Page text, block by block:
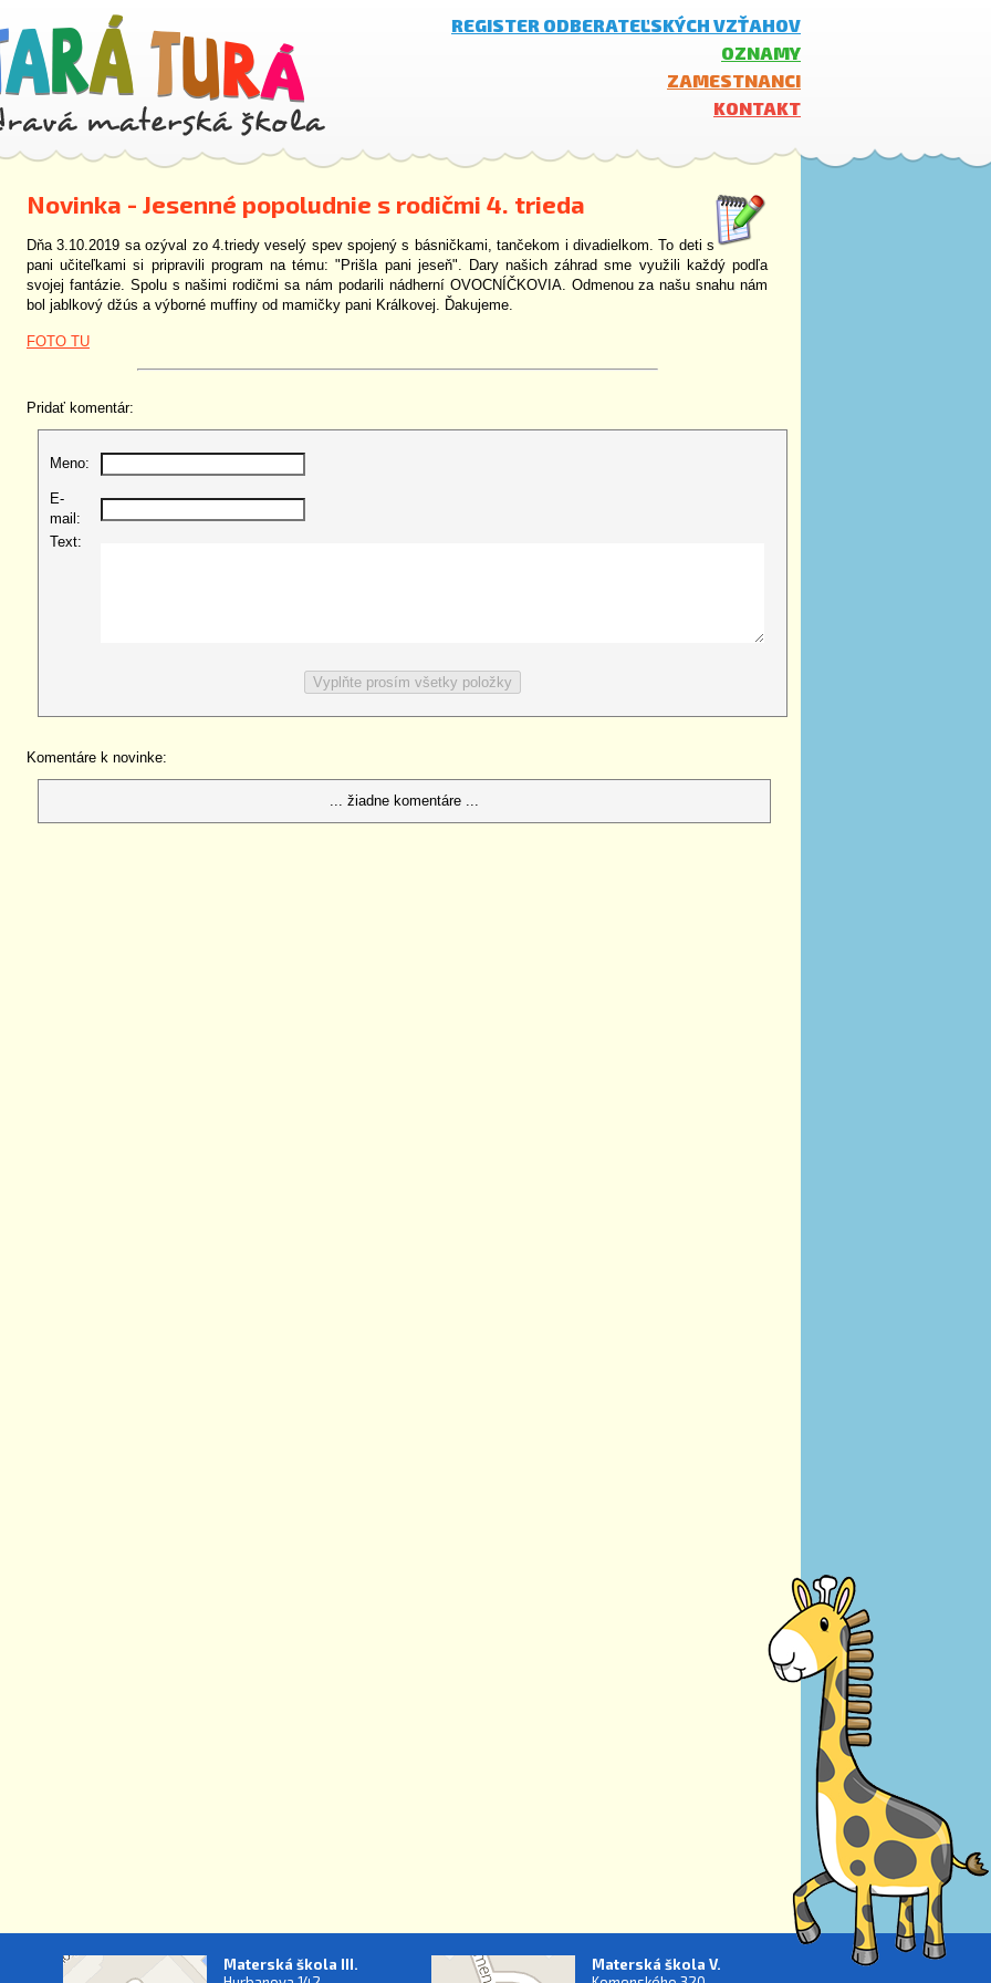
REGISTER ODBERATEĽSKÝCH VZŤAHOV
OZNAMY
ZAMESTNANCI
KONTAKT
Novinka - Jesenné popoludnie s rodičmi 4. trieda
Dňa 3.10.2019 sa ozýval zo 4.triedy veselý spev spojený s básničkami, tančekom i divadielkom. To deti s
pani učiteľkami si pripravili program na tému: "Prišla pani jeseň". Dary našich záhrad sme využili každý podľa
svojej fantázie. Spolu s našimi rodičmi sa nám podarili nádherní OVOCNÍČKOVIA. Odmenou za našu snahu nám
bol jablkový džús a výborné muffiny od mamičky pani Králkovej. Ďakujeme.
FOTO TU
Pridať komentár:
Meno:
E-
mail:
Text:
Komentáre k novinke:
... žiadne komentáre ...
Materská škola III.
Materská škola V.